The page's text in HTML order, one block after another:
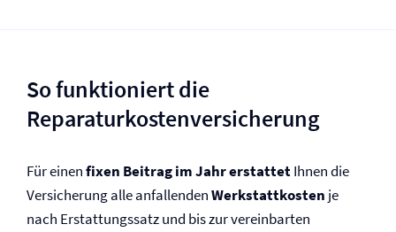
So funktioniert die
Reparaturkosten­versicherung
Für einenfixen Beitrag im JahrerstattetIhnen die
Versicherung alle anfallendenWerkstattkosten je
nach Erstattungssatz und bis zur vereinbarten